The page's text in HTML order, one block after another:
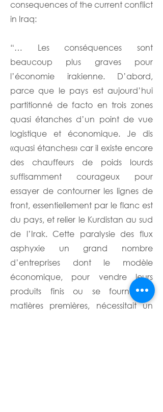
consequences of the current conflict
in Iraq:
“… Les conséquences sont
beaucoup plus graves pour
l’économie irakienne. D’abord,
parce que le pays est aujourd’hui
partitionné de facto en trois zones
quasi étanches d’un point de vue
logistique et économique. Je dis
«quasi étanches» car il existe encore
des chauffeurs de poids lourds
suffisamment courageux pour
essayer de contourner les lignes de
front, essentiellement par le flanc est
du pays, et relier le Kurdistan au sud
de l’Irak. Cette paralysie des flux
asphyxie un grand nombre
d’entreprises dont le modèle
économique, pour vendre leurs
produits finis ou se fournir en
matières premières, nécessitait un